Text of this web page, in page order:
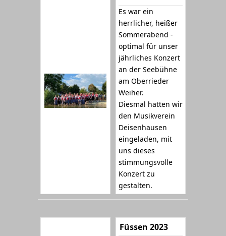
Es war ein
herrlicher, heißer
Sommerabend -
optimal für unser
jährliches Konzert
an der Seebühne
am Oberrieder
Weiher.
Diesmal hatten wir
den Musikverein
Deisenhausen
eingeladen, mit
uns dieses
stimmungsvolle
Konzert zu
gestalten.
Füssen 2023